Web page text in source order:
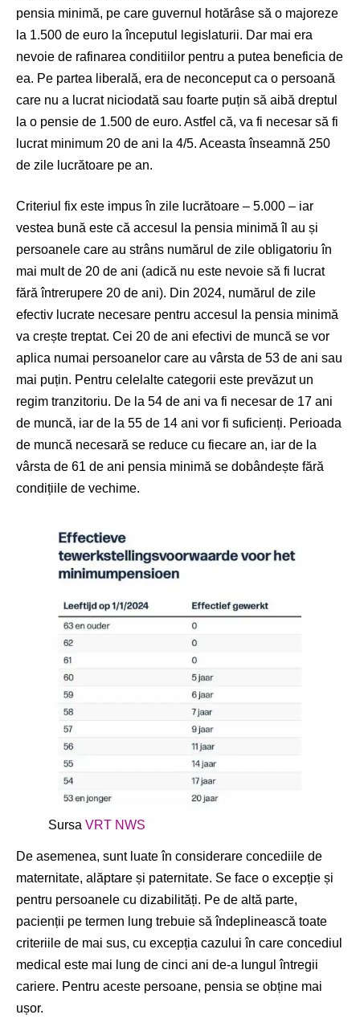
pensia minimă, pe care guvernul hotărâse să o majoreze
la 1.500 de euro la începutul legislaturii. Dar mai era
nevoie de rafinarea conditiilor pentru a putea beneficia de
ea. Pe partea liberală, era de neconceput ca o persoană
care nu a lucrat niciodată sau foarte puțin să aibă dreptul
la o pensie de 1.500 de euro. Astfel că, va fi necesar să fi
lucrat minimum 20 de ani la 4/5. Aceasta înseamnă 250
de zile lucrătoare pe an.
Criteriul fix este impus în zile lucrătoare – 5.000 – iar
vestea bună este că accesul la pensia minimă îl au și
persoanele care au strâns numărul de zile obligatoriu în
mai mult de 20 de ani (adică nu este nevoie să fi lucrat
fără întrerupere 20 de ani). Din 2024, numărul de zile
efectiv lucrate necesare pentru accesul la pensia minimă
va crește treptat. Cei 20 de ani efectivi de muncă se vor
aplica numai persoanelor care au vârsta de 53 de ani sau
mai puțin. Pentru celelalte categorii este prevăzut un
regim tranzitoriu. De la 54 de ani va fi necesar de 17 ani
de muncă, iar de la 55 de 14 ani vor fi suficienți. Perioada
de muncă necesară se reduce cu fiecare an, iar de la
vârsta de 61 de ani pensia minimă se dobândește fără
condițiile de vechime.
Sursa VRT NWS
De asemenea, sunt luate în considerare concediile de
maternitate, alăptare și paternitate. Se face o excepție și
pentru persoanele cu dizabilități. Pe de altă parte,
pacienții pe termen lung trebuie să îndeplinească toate
criteriile de mai sus, cu excepția cazului în care concediul
medical este mai lung de cinci ani de-a lungul întregii
cariere. Pentru aceste persoane, pensia se obține mai
ușor.